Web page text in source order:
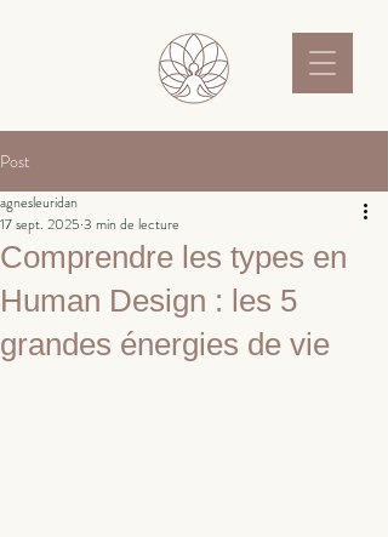
Post
Comprendre les types en
Human Design : les 5
grandes énergies de vie
agnesleuridan
17 sept. 2025 3 min de lecture